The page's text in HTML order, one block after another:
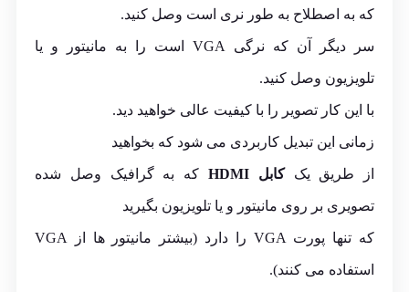
که به اصطلاح به طور نری است وصل کنید.
سر دیگر آن که نرگی VGA است را به مانیتور و یا
تلویزیون وصل کنید.
با این کار تصویر را با کیفیت عالی خواهید دید.
زمانی این تبدیل کاربردی می شود که بخواهید
از طریق یک کابل HDMI که به گرافیک وصل شده
تصویری بر روی مانیتور و یا تلویزیون بگیرید
که تنها پورت VGA را دارد (بیشتر مانیتور ها از VGA
استفاده می کنند).